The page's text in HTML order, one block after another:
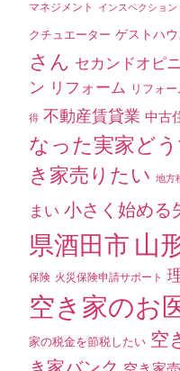
マネジメント
インスペクション
クチュエーター ゲストハウ
さん セカンドオピ
ン リフォーム リフォ
得 不動産賃貸業 中古
なった実家ど
き家売りたい 地方
まい 小さく始める
県酒田市 山
保険 火災保険申請サポート
空き家のお
家の税金を節税したい 空